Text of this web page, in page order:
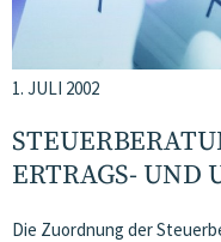
1. JULI 2002
ERTRAGS- UND
Die Zuordnung der